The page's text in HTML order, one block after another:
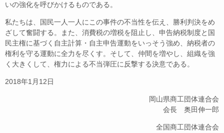
いの強化を呼びかけるものである。
私たちは、国民一人一人にこの事件の不当性を伝え、勝利判決をめ
ざして奮闘する。また、消費税の増税を阻止し、申告納税制度と国
民主権に基づく自主計算・自主申告運動をいっそう強め、納税者の
権利を守る運動に全力を尽くす。そして、仲間を増やし、組織を強
く大きくして、権力による不当弾圧に反撃する決意である。
2018年1月12日
岡山県商工団体連合会
会長 奥田伸一郎
全国商工団体連合会